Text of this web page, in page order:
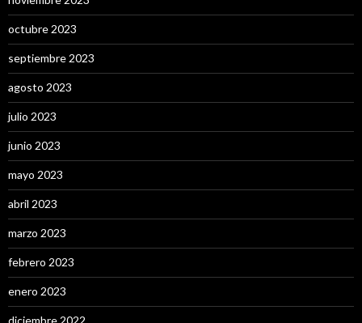
octubre 2023
septiembre 2023
agosto 2023
julio 2023
junio 2023
mayo 2023
abril 2023
marzo 2023
febrero 2023
enero 2023
diciembre 2022